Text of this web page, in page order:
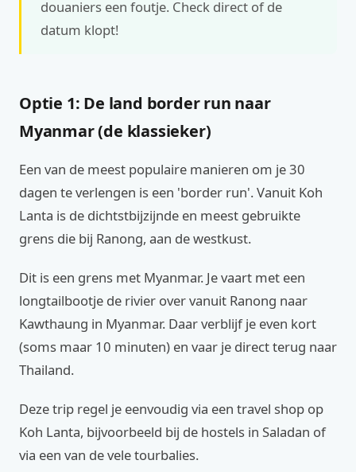
douaniers een foutje. Check direct of de
datum klopt!
Optie 1: De land border run naar
Myanmar (de klassieker)
Een van de meest populaire manieren om je 30
dagen te verlengen is een 'border run'. Vanuit Koh
Lanta is de dichtstbijzijnde en meest gebruikte
grens die bij Ranong, aan de westkust.
Dit is een grens met Myanmar. Je vaart met een
longtailbootje de rivier over vanuit Ranong naar
Kawthaung in Myanmar. Daar verblijf je even kort
(soms maar 10 minuten) en vaar je direct terug naar
Thailand.
Deze trip regel je eenvoudig via een travel shop op
Koh Lanta, bijvoorbeeld bij de hostels in Saladan of
via een van de vele tourbalies.